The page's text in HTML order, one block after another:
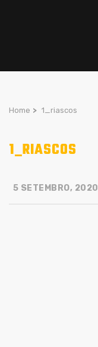
Home > 1_riascos
1_RIASCOS
5 SETEMBRO, 2020